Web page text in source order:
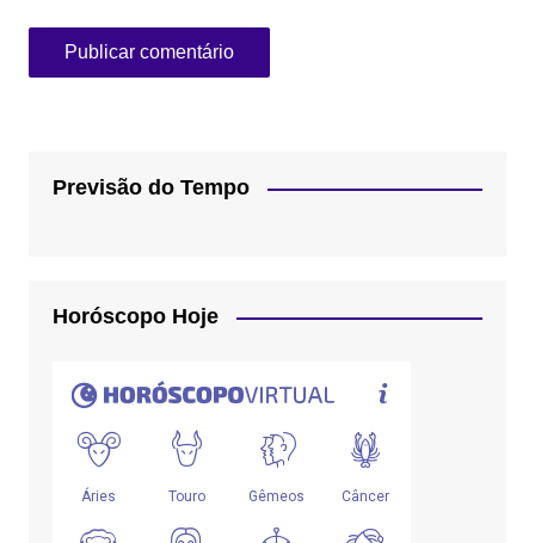
Previsão do Tempo
Horóscopo Hoje